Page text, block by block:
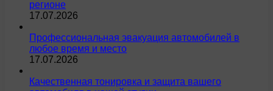
регионе
17.07.2026
Профессиональная эвакуация автомобилей в
любое время и место
17.07.2026
Качественная тонировка и защита вашего